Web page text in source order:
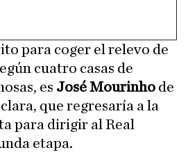
para coger el relevo de
cuatro casas de
es José Mourinho de
que regresaría a la
para dirigir al Real
etapa.